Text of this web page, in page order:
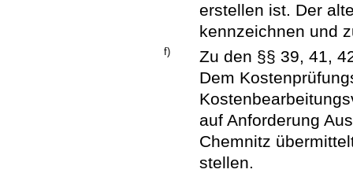
erstellen ist. Der
kennzeichnen und
f)
Zu den §§ 39, 41,
Dem
auf Anforderung
Chemnitz
stellen.